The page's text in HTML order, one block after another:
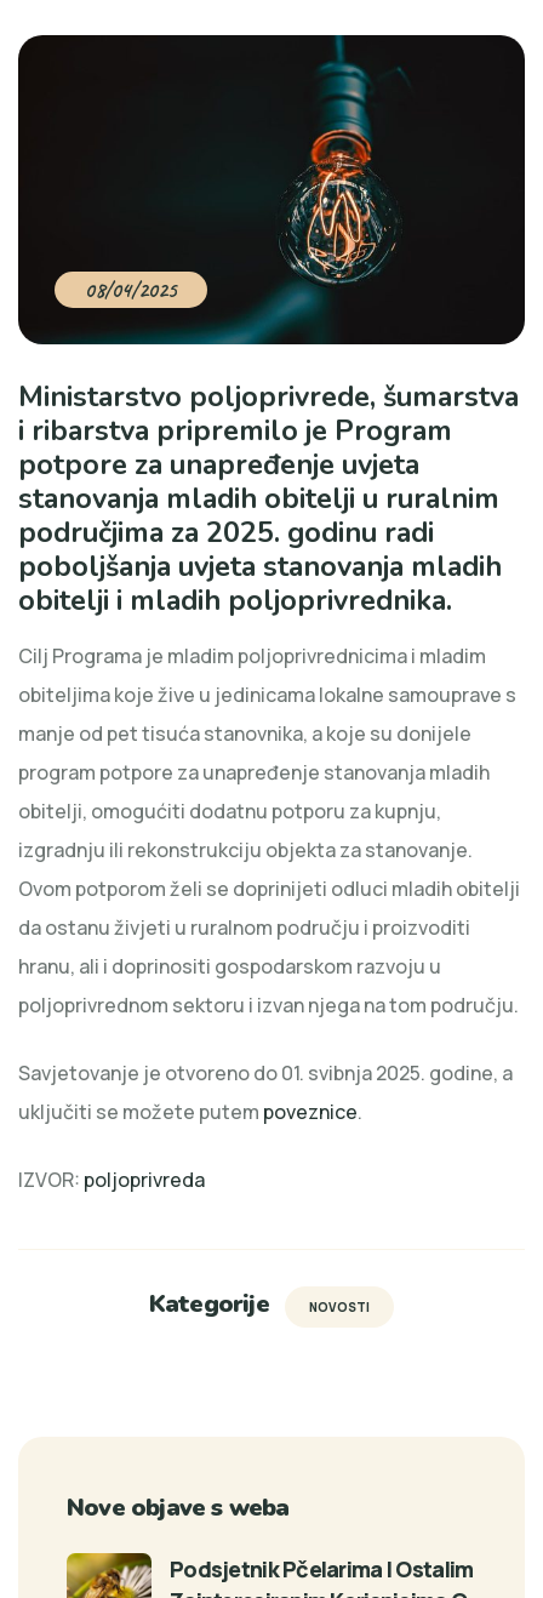
08/04/2025
Ministarstvo poljoprivrede, šumarstva
i ribarstva pripremilo je Program
potpore za unapređenje uvjeta
stanovanja mladih obitelji u ruralnim
područjima za 2025. godinu radi
poboljšanja uvjeta stanovanja mladih
obitelji i mladih poljoprivrednika.
Cilj Programa je mladim poljoprivrednicima i mladim
obiteljima koje žive u jedinicama lokalne samouprave s
manje od pet tisuća stanovnika, a koje su donijele
program potpore za unapređenje stanovanja mladih
obitelji, omogućiti dodatnu potporu za kupnju,
izgradnju ili rekonstrukciju objekta za stanovanje.
Ovom potporom želi se doprinijeti odluci mladih obitelji
da ostanu živjeti u ruralnom području i proizvoditi
hranu, ali i doprinositi gospodarskom razvoju u
poljoprivrednom sektoru i izvan njega na tom području.
Savjetovanje je otvoreno do 01. svibnja 2025. godine, a
uključiti se možete putem poveznice.
IZVOR: poljoprivreda
Kategorije NOVOSTI
Nove objave s weba
Podsjetnik Pčelarima I Ostalim